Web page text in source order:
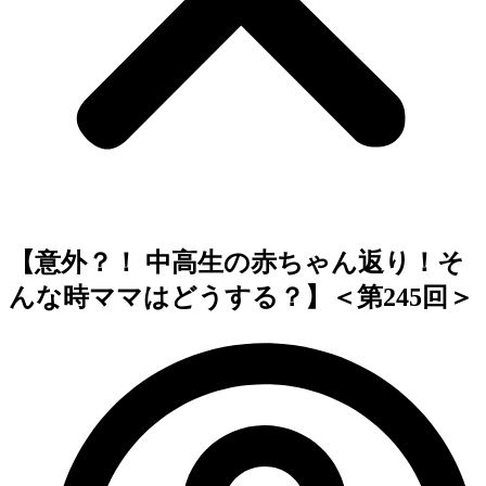
【意外？！ 中高生の赤ちゃん返り！そ
んな時ママはどうする？】＜第245回＞